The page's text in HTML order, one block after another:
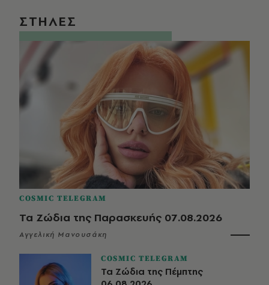
ΣΤΗΛΕΣ
COSMIC TELEGRAM
Τα Ζώδια της Παρασκευής 07.08.2026
Αγγελική Μανουσάκη
COSMIC TELEGRAM
Τα Ζώδια της Πέμπτης